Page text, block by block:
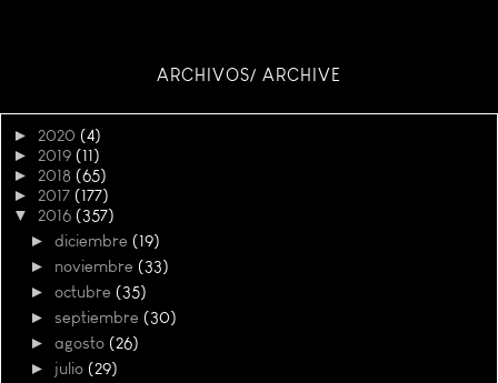
ARCHIVOS/ ARCHIVE
► 2020 (4)
► 2019 (11)
► 2018 (65)
► 2017 (177)
▼ 2016 (357)
► diciembre (19)
► noviembre (33)
► octubre (35)
► septiembre (30)
► agosto (26)
► julio (29)